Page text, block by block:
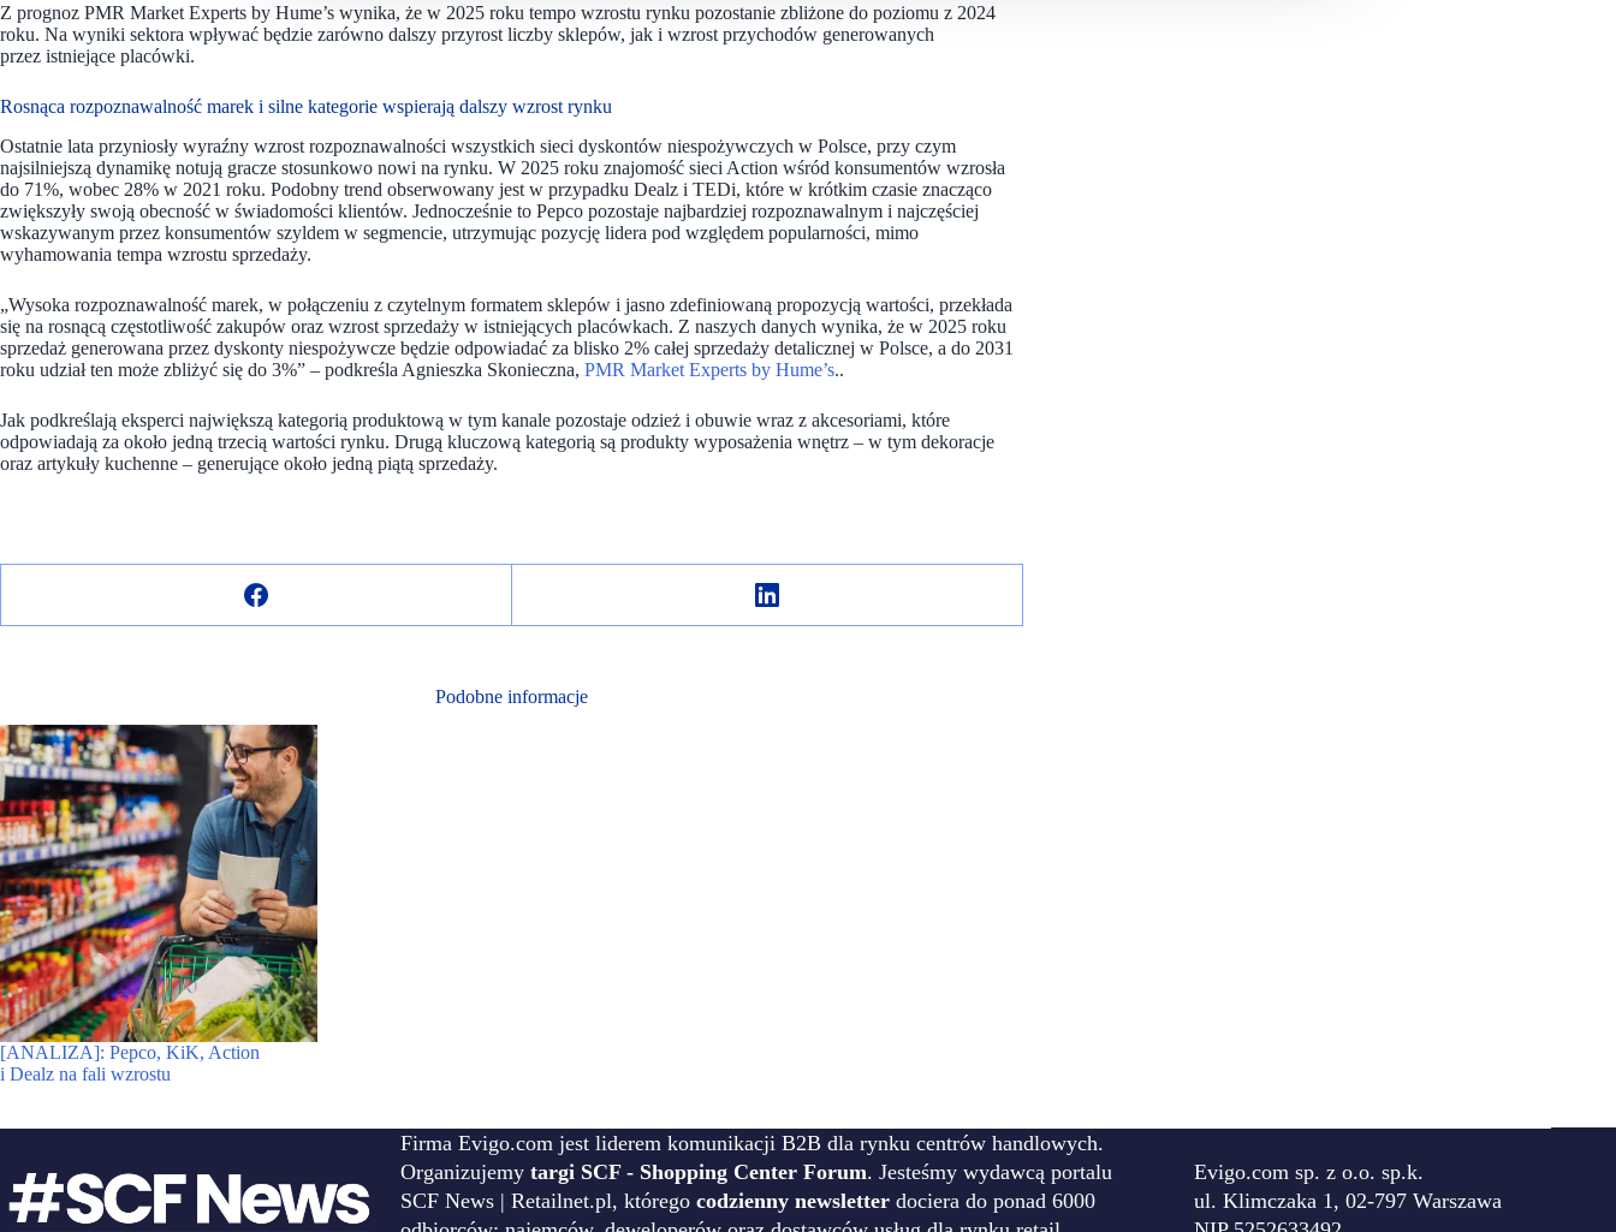
Z prognoz PMR Market Experts by Hume’s wynika, że w 2025 roku tempo wzrostu rynku pozostanie zbliżone do poziomu z 2024
roku. Na wyniki sektora wpływać będzie zarówno dalszy przyrost liczby sklepów, jak i wzrost przychodów generowanych
przez istniejące placówki.
Rosnąca rozpoznawalność marek i silne kategorie wspierają dalszy wzrost rynku
Ostatnie lata przyniosły wyraźny wzrost rozpoznawalności wszystkich sieci dyskontów niespożywczych w Polsce, przy czym
najsilniejszą dynamikę notują gracze stosunkowo nowi na rynku. W 2025 roku znajomość sieci Action wśród konsumentów wzrosła
do 71%, wobec 28% w 2021 roku. Podobny trend obserwowany jest w przypadku Dealz i TEDi, które w krótkim czasie znacząco
zwiększyły swoją obecność w świadomości klientów. Jednocześnie to Pepco pozostaje najbardziej rozpoznawalnym i najczęściej
wskazywanym przez konsumentów szyldem w segmencie, utrzymując pozycję lidera pod względem popularności, mimo
wyhamowania tempa wzrostu sprzedaży.
„Wysoka rozpoznawalność marek, w połączeniu z czytelnym formatem sklepów i jasno zdefiniowaną propozycją wartości, przekłada
się na rosnącą częstotliwość zakupów oraz wzrost sprzedaży w istniejących placówkach. Z naszych danych wynika, że w 2025 roku
sprzedaż generowana przez dyskonty niespożywcze będzie odpowiadać za blisko 2% całej sprzedaży detalicznej w Polsce, a do 2031
roku udział ten może zbliżyć się do 3%” – podkreśla Agnieszka Skonieczna, PMR Market Experts by Hume’s..
Jak podkreślają eksperci największą kategorią produktową w tym kanale pozostaje odzież i obuwie wraz z akcesoriami, które
odpowiadają za około jedną trzecią wartości rynku. Drugą kluczową kategorią są produkty wyposażenia wnętrz – w tym dekoracje
oraz artykuły kuchenne – generujące około jedną piątą sprzedaży.
Podobne informacje
[ANALIZA]: Pepco, KiK, Action
i Dealz na fali wzrostu
Firma Evigo.com jest liderem komunikacji B2B dla rynku centrów handlowych.
Organizujemy targi SCF - Shopping Center Forum. Jesteśmy wydawcą portalu
SCF News | Retailnet.pl, którego codzienny newsletter dociera do ponad 6000
Evigo.com sp. z o.o. sp.k.
ul. Klimczaka 1, 02-797 Warszawa